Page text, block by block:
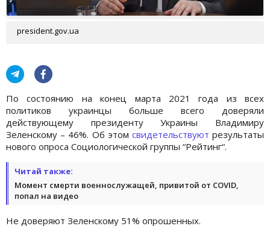
president.gov.ua
По состоянию на конец марта 2021 года из всех
политиков украинцы больше всего доверяли
действующему президенту Украины Владимиру
Зеленскому – 46%. Об этом свидетельствуютрезультаты
нового опроса Социологической группы “Рейтинг“.
Читай также:
Момент смерти военнослужащей, привитой от COVID,
попал на видео
Не доверяют Зеленскому 51% опрошенных.